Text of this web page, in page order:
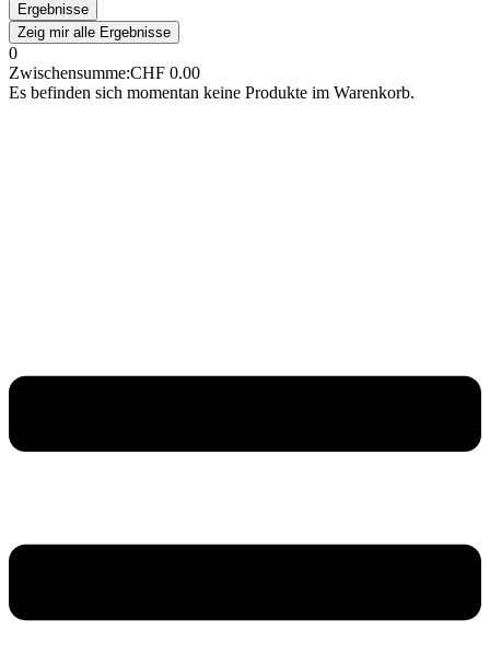
Ergebnisse
Zeig mir alle Ergebnisse
0
Zwischensumme:CHF 0.00
Es befinden sich momentan keine Produkte im Warenkorb.